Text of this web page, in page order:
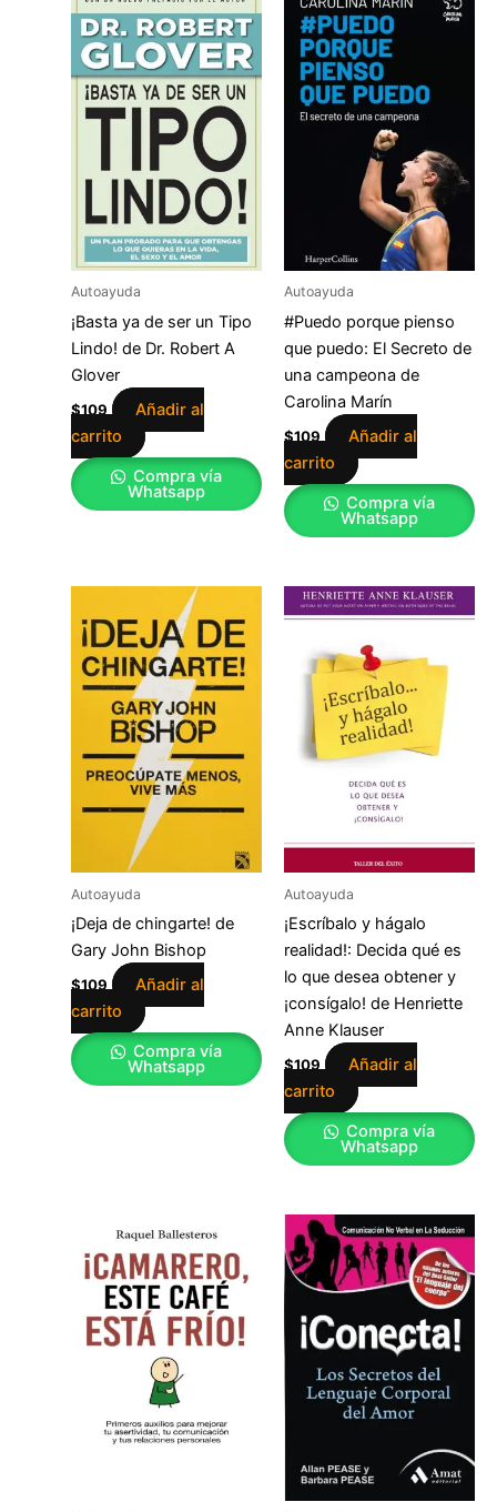
Autoayuda
¡Basta ya de ser un Tipo
Lindo! de Dr. Robert A
Glover
$109
Añadir al
carrito
Compra vía
Whatsapp
Autoayuda
#Puedo porque pienso
que puedo: El Secreto de
una campeona de
Carolina Marín
$109
Añadir al
carrito
Compra vía
Whatsapp
Autoayuda
¡Deja de chingarte! de
Gary John Bishop
$109
Añadir al
carrito
Compra vía
Whatsapp
Autoayuda
¡Escríbalo y hágalo
realidad!: Decida qué es
lo que desea obtener y
¡consígalo! de Henriette
Anne Klauser
$109
Añadir al
carrito
Compra vía
Whatsapp